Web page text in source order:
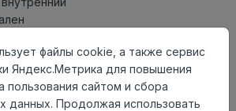
Добавить в корзину
файлы cookie, а также сервис
Яндекс.Метрика для повышения
пользования сайтом и сбора
данных. Продолжая использовать